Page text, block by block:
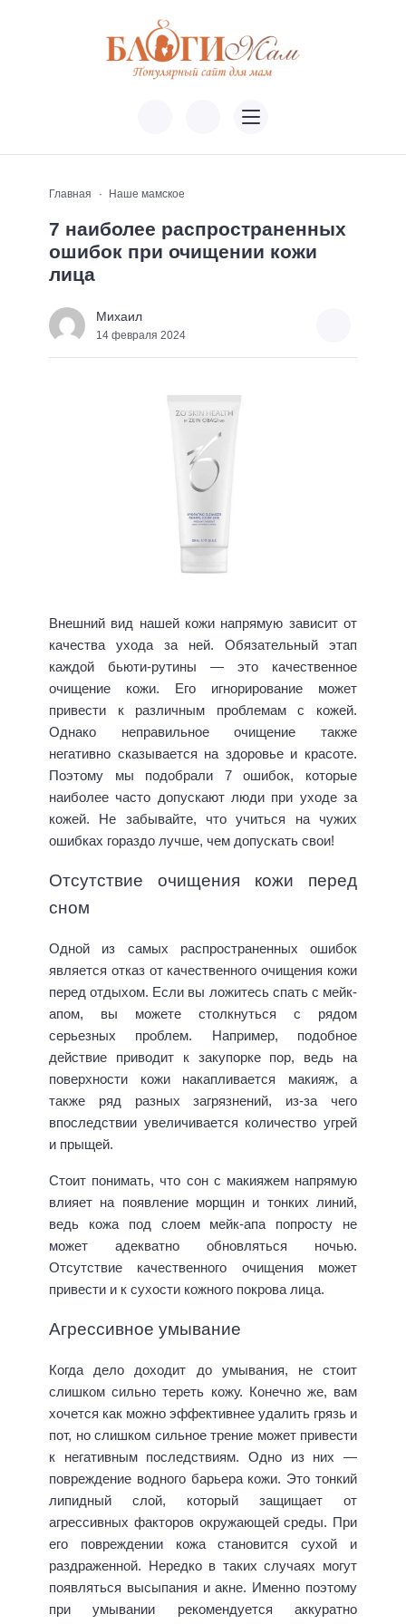
Главная Наше мамское
7 наиболее распространенных
ошибок при очищении кожи
лица
Михаил
14 февраля 2024
Внешний вид нашей кожи напрямую зависит от
качества ухода за ней. Обязательный этап
каждой бьюти-рутины — это качественное
очищение кожи. Его игнорирование может
привести к различным проблемам с кожей.
Однако неправильное очищение также
негативно сказывается на здоровье и красоте.
Поэтому мы подобрали 7 ошибок, которые
наиболее часто допускают люди при уходе за
кожей. Не забывайте, что учиться на чужих
ошибках гораздо лучше, чем допускать свои!
Отсутствие очищения кожи перед
сном
Одной из самых распространенных ошибок
является отказ от качественного очищения кожи
перед отдыхом. Если вы ложитесь спать с мейк-
апом, вы можете столкнуться с рядом
серьезных проблем. Например, подобное
действие приводит к закупорке пор, ведь на
поверхности кожи накапливается макияж, а
также ряд разных загрязнений, из-за чего
впоследствии увеличивается количество угрей
и прыщей.
Стоит понимать, что сон с макияжем напрямую
влияет на появление морщин и тонких линий,
ведь кожа под слоем мейк-апа попросту не
может адекватно обновляться ночью.
Отсутствие качественного очищения может
привести и к сухости кожного покрова лица.
Агрессивное умывание
Когда дело доходит до умывания, не стоит
слишком сильно тереть кожу. Конечно же, вам
хочется как можно эффективнее удалить грязь и
пот, но слишком сильное трение может привести
к негативным последствиям. Одно из них —
повреждение водного барьера кожи. Это тонкий
липидный слой, который защищает от
агрессивных факторов окружающей среды. При
его повреждении кожа становится сухой и
раздраженной. Нередко в таких случаях могут
появляться высыпания и акне. Именно поэтому
при умывании рекомендуется аккуратно